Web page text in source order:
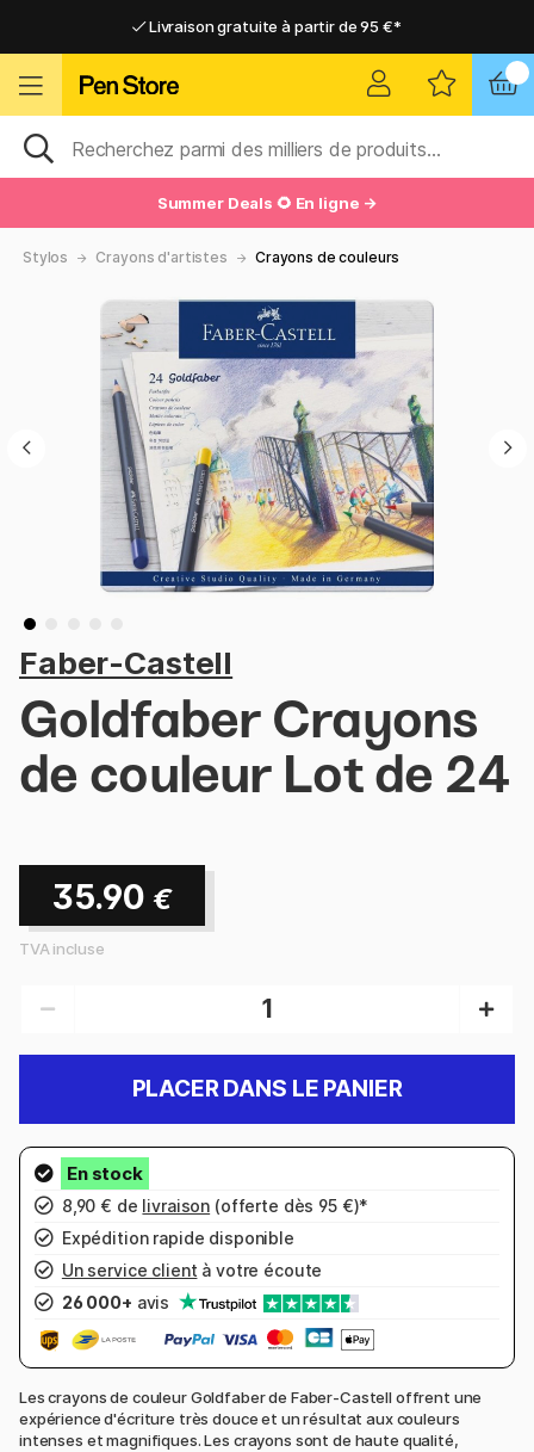
Livraison gratuite à partir de 95 €*
Livraison domicile ou point relais
Livraison gratuite à partir de 95 €*
Livraison domicile ou point relais
Summer Deals 🌻 En ligne →
Stylos Crayons d'artistes Crayons de couleurs
Faber-Castell
Goldfaber Crayons
de couleur Lot de 24
35.90 €
TVA incluse
PLACER DANS LE PANIER
8,90 € de livraison (offerte dès 95 €)*
Expédition rapide disponible
Un service client à votre écoute
26 000+ avis
Les crayons de couleur Goldfaber de Faber-Castell offrent une
expérience d'écriture très douce et un résultat aux couleurs
intenses et magnifiques. Les crayons sont de haute qualité,